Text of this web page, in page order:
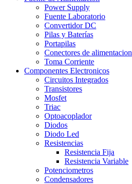
Power Supply
Fuente Laboratorio
Convertidor DC
Pilas y Baterías
Portapilas
Conectores de alimentacion
Toma Corriente
Componentes Electronicos
Circuitos Integrados
Transistores
Mosfet
Triac
Optoacoplador
Diodos
Diodo Led
Resistencias
Resistencia Fija
Resistencia Variable
Potenciometros
Condensadores